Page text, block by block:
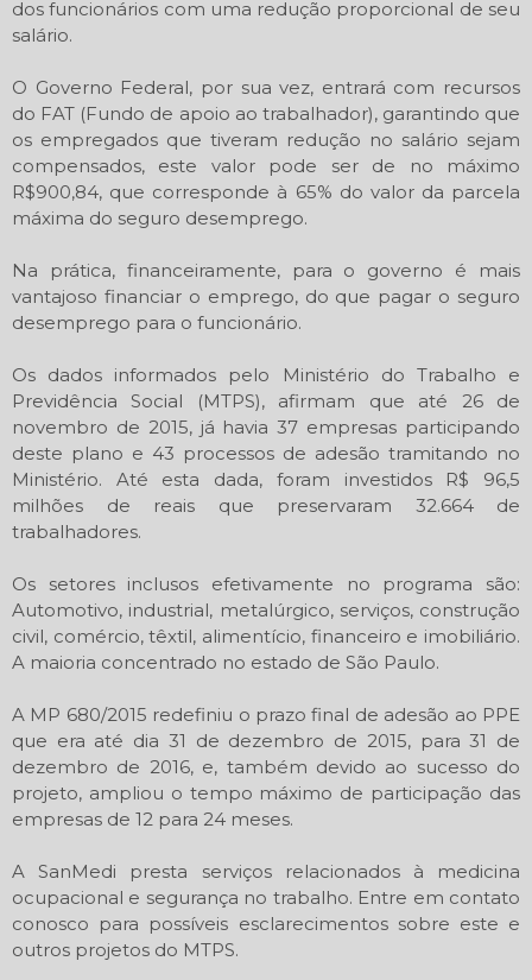
dos funcionários com uma redução proporcional de seu
salário.
O Governo Federal, por sua vez, entrará com recursos
do FAT (Fundo de apoio ao trabalhador), garantindo que
os empregados que tiveram redução no salário sejam
compensados, este valor pode ser de no máximo
R$900,84, que corresponde à 65% do valor da parcela
máxima do seguro desemprego.
Na prática, financeiramente, para o governo é mais
vantajoso financiar o emprego, do que pagar o seguro
desemprego para o funcionário.
Os dados informados pelo Ministério do Trabalho e
Previdência Social (MTPS), afirmam que até 26 de
novembro de 2015, já havia 37 empresas participando
deste plano e 43 processos de adesão tramitando no
Ministério. Até esta dada, foram investidos R$ 96,5
milhões de reais que preservaram 32.664 de
trabalhadores.
Os setores inclusos efetivamente no programa são:
Automotivo, industrial, metalúrgico, serviços, construção
civil, comércio, têxtil, alimentício, financeiro e imobiliário.
A maioria concentrado no estado de São Paulo.
A MP 680/2015 redefiniu o prazo final de adesão ao PPE
que era até dia 31 de dezembro de 2015, para 31 de
dezembro de 2016, e, também devido ao sucesso do
projeto, ampliou o tempo máximo de participação das
empresas de 12 para 24 meses.
A SanMedi presta serviços relacionados à medicina
ocupacional e segurança no trabalho. Entre em contato
conosco para possíveis esclarecimentos sobre este e
outros projetos do MTPS.